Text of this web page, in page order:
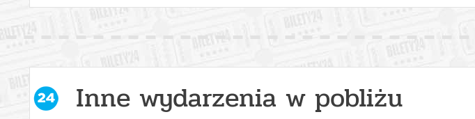
Inne wydarzenia w pobliżu